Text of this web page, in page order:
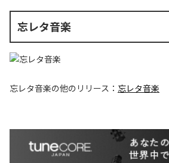
忘レタ音楽
忘レタ音楽の他のリリース： 忘レタ音楽